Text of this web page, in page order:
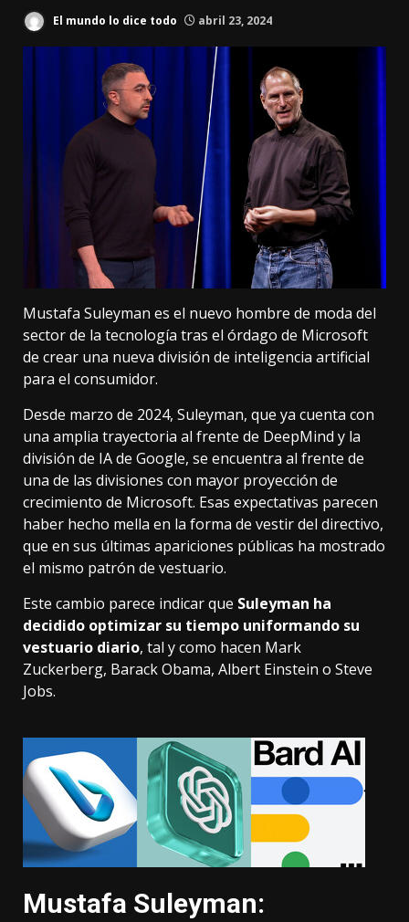
El mundo lo dice todo abril 23, 2024
Mustafa Suleyman es el nuevo hombre de moda del
sector de la tecnología tras el órdago de Microsoft
de crear una nueva división de inteligencia artificial
para el consumidor.
Desde marzo de 2024, Suleyman, que ya cuenta con
una amplia trayectoria al frente de DeepMind y la
división de IA de Google, se encuentra al frente de
una de las divisiones con mayor proyección de
crecimiento de Microsoft. Esas expectativas parecen
haber hecho mella en la forma de vestir del directivo,
que en sus últimas apariciones públicas ha mostrado
el mismo patrón de vestuario.
Este cambio parece indicar que Suleyman ha
decidido optimizar su tiempo uniformando su
vestuario diario, tal y como hacen Mark
Zuckerberg, Barack Obama, Albert Einstein o Steve
Jobs.
Mustafa Suleyman: